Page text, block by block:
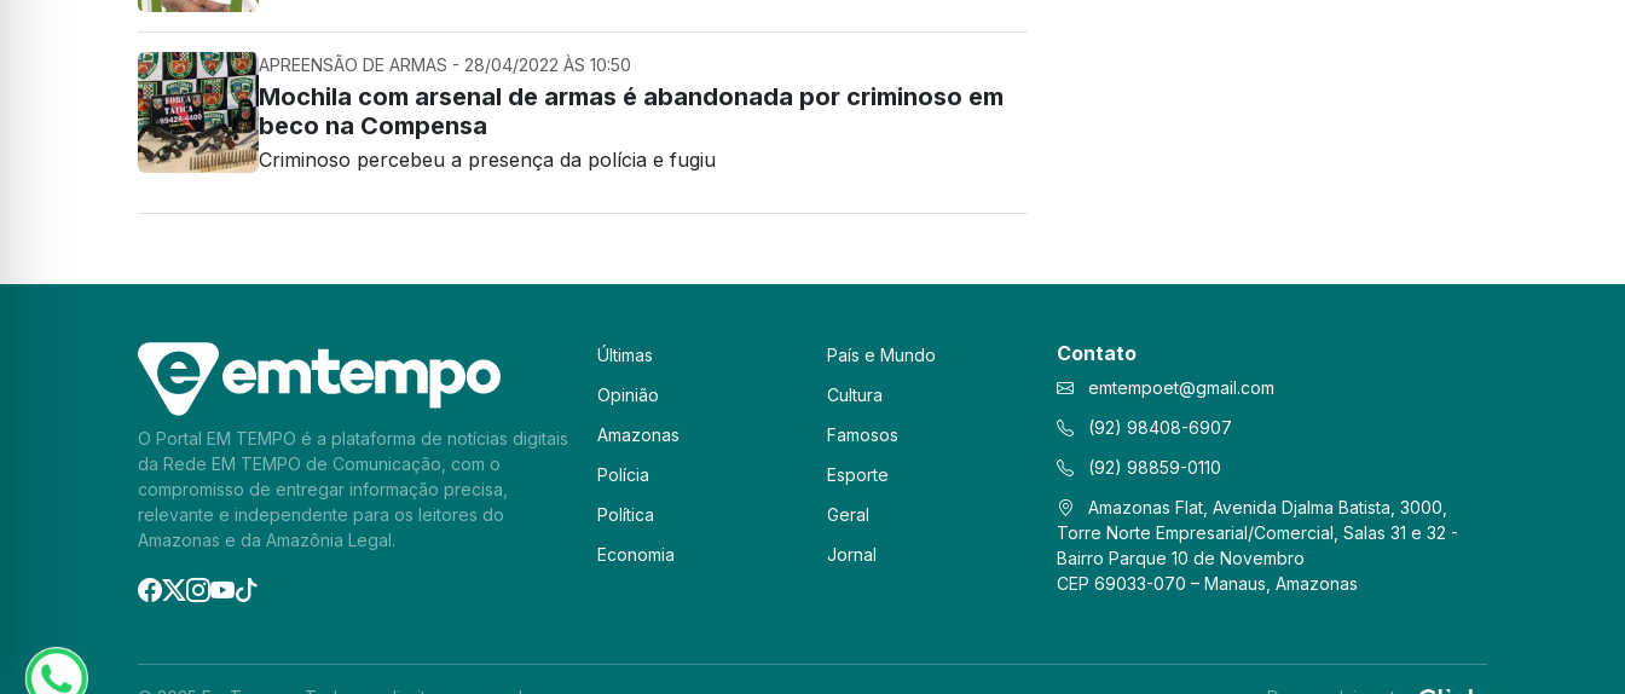
APREENSÃO DE ARMAS - 28/04/2022 ÀS 10:50
Mochila com arsenal de armas é abandonada por criminoso em
beco na Compensa
Criminoso percebeu a presença da polícia e fugiu
O Portal EM TEMPO é a plataforma de notícias digitais
da Rede EM TEMPO de Comunicação, com o
compromisso de entregar informação precisa,
relevante e independente para os leitores do
Amazonas e da Amazônia Legal.
Últimas
Opinião
Amazonas
Polícia
Política
Economia
País e Mundo
Cultura
Famosos
Esporte
Geral
Jornal
Contato
emtempoet@gmail.com
(92) 98408-6907
(92) 98859-0110
Amazonas Flat, Avenida Djalma Batista, 3000,
Torre Norte Empresarial/Comercial, Salas 31 e 32 -
Bairro Parque 10 de Novembro
CEP 69033-070 – Manaus, Amazonas